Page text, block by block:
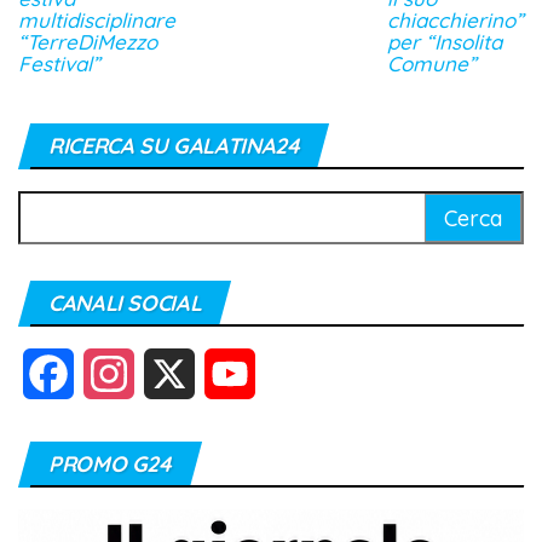
multidisciplinare
“TerreDiMezzo
Festival”
chiacchierino”
per “Insolita
Comune”
RICERCA SU GALATINA24
per:
CANALI SOCIAL
c s
t
PROMO G24